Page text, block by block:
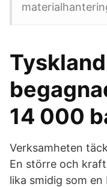
14 000
Verksamheten
En större och
lika smidig som